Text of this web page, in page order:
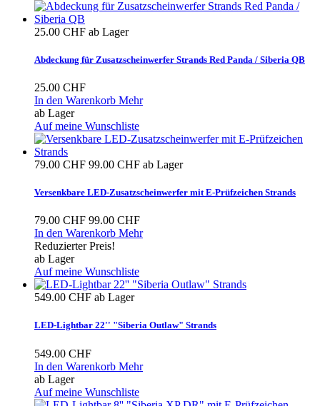
25.00 CHF ab Lager
Abdeckung für Zusatzscheinwerfer Strands Red Panda / Siberia QB
25.00 CHF
In den Warenkorb Mehr
ab Lager
Auf meine Wunschliste
79.00 CHF 99.00 CHF ab Lager
Versenkbare LED-Zusatzscheinwerfer mit E-Prüfzeichen Strands
79.00 CHF 99.00 CHF
In den Warenkorb Mehr
Reduzierter Preis!
ab Lager
Auf meine Wunschliste
549.00 CHF ab Lager
LED-Lightbar 22'' "Siberia Outlaw" Strands
549.00 CHF
In den Warenkorb Mehr
ab Lager
Auf meine Wunschliste